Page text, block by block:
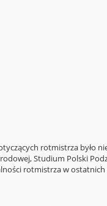
rotmistrza było
Studium Polski
rotmistrza w